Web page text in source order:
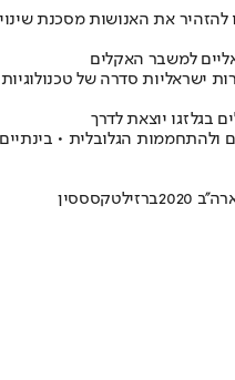
להזהיר את האנושות מסכנת
למשבר האקלים
ישראליות סדרה של
בגלזגו יוצאת לדרך
הגלובלית •
2020 ברזילטקסססין